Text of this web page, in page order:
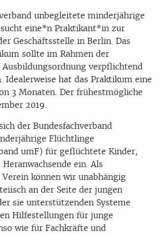
unbegleitete minderjährige
eine*n Praktikant*in zur
Geschäftsstelle in Berlin. Das
sollte im Rahmen der
verpflichtend
Idealerweise hat das Praktikum eine
3 Monaten. Der frühestmögliche
2019.
der Bundesfachverband
Flüchtlinge
umF) für geflüchtete Kinder,
ein. Als
können wir unabhängig
an der Seite der jungen
sie unterstützenden Systeme
Hilfestellungen für junge
wie für Fachkräfte und